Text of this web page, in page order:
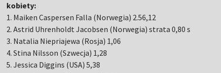
kobiety:
1. Maiken Caspersen Falla (Norwegia) 2.56,12
2. Astrid Uhrenholdt Jacobsen (Norwegia) strata 0,80 s
3. Natalia Niepriajewa (Rosja) 1,06
4. Stina Nilsson (Szwecja) 1,28
5. Jessica Diggins (USA) 5,38